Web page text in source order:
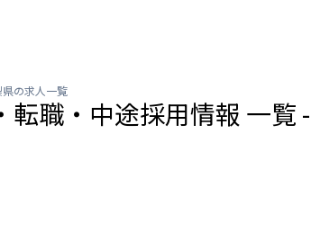
県の求人一覧
職・中途採用情報 一覧